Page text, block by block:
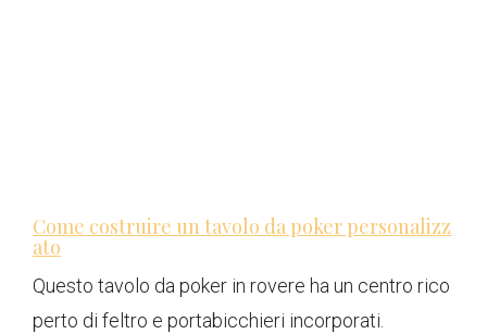
Come costruire un tavolo da poker personalizz
ato
Questo tavolo da poker in rovere ha un centro rico
perto di feltro e portabicchieri incorporati.